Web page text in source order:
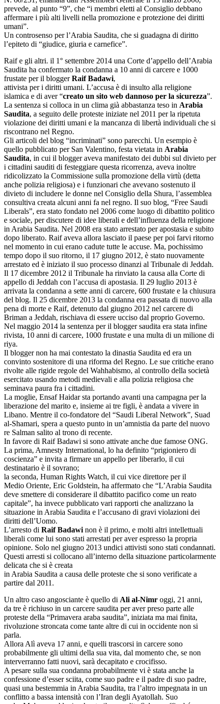
prevede, al punto “9”, che “i membri eletti al Consiglio debbano
affermare i più alti livelli nella promozione e protezione dei diritti
umani”.
Un controsenso per l’Arabia Saudita, che si guadagna di diritto
l’epiteto di “giudice, giuria e carnefice”.
Raif e gli altri. il 1° settembre 2014 una Corte d’appello dell’Arabia
Saudita ha confermato la condanna a 10 anni di carcere e 1000
frustate per il bloggerRaif Badawi,
attivista per i diritti umani. L’accusa è di insulto alla religione
islamica e di aver “creato un sito web dannoso per la sicurezza”.
La sentenza si colloca in un clima già abbastanza teso in Arabia
Saudita, a seguito delle proteste iniziate nel 2011 per la ripetuta
violazione dei diritti umani e la mancanza di libertà individuali che si
riscontrano nel Regno.
Gli articoli del blog “incriminati” sono parecchi. Un esempio è
quello pubblicato per San Valentino, festa vietata in Arabia
Saudita, in cui il blogger aveva manifestato dei dubbi sul divieto per
i cittadini sauditi di festeggiare questa ricorrenza, aveva inoltre
ridicolizzato la Commissione sulla promozione della virtù (detta
anche polizia religiosa) e i funzionari che avevano sostenuto il
divieto di includere le donne nel Consiglio della Shura, l’assemblea
consultiva creata alcuni anni fa nel regno. Il suo blog, “Free Saudi
Liberals”, era stato fondato nel 2006 come luogo di dibattito politico
e sociale, per discutere di idee liberali e dell’influenza della religione
in Arabia Saudita. Nel 2008 era stato arrestato per apostasia e subito
dopo liberato. Raif aveva allora lasciato il paese per poi farvi ritorno
nel momento in cui erano cadute tutte le accuse. Ma, pochissimo
tempo dopo il suo ritorno, il 17 giugno 2012, è stato nuovamente
arrestato ed è iniziato il suo processo dinanzi al Tribunale di Jeddah.
Il 17 dicembre 2012 il Tribunale ha rinviato la causa alla Corte di
appello di Jeddah con l’accusa di apostasia. Il 29 luglio 2013 è
arrivata la condanna a sette anni di carcere, 600 frustate e la chiusura
del blog. Il 25 dicembre 2013 la condanna era passata di nuovo alla
pena di morte e Raif, detenuto dal giugno 2012 nel carcere di
Briman a Jeddah, rischiava di essere ucciso dal proprio Governo.
Nel maggio 2014 la sentenza per il blogger saudita era stata infine
rivista, 10 anni di carcere, 1000 frustate e una multa di un milione di
riya.
Il blogger non ha mai contestato la dinastia Saudita ed era un
convinto sostenitore di una riforma del Regno. Le sue critiche erano
rivolte alle rigide regole del Wahhabismo, al controllo della società
esercitato usando metodi medievali e alla polizia religiosa che
seminava paura fra i cittadini.
La moglie, Ensaf Haidar sta portando avanti una campagna per la
liberazione del marito e, insieme ai tre figli, è andata a vivere in
Libano. Mentre il co-fondatore del “Saudi Liberal Network”, Suad
al-Shamari, spera a questo punto in un’amnistia da parte del nuovo
re Salman salito al trono di recente.
In favore di Raif Badawi si sono attivate anche due famose ONG.
La prima, Amnesty International, lo ha definito “prigioniero di
coscienza” e invita a firmare un appello per liberarlo, il cui
destinatario è il sovrano;
la seconda, Human Rights Watch, il cui vice direttore per il
Medio Oriente, Eric Goldstein, ha affermato che “L’Arabia Saudita
deve smettere di considerare il dibattito pacifico come un reato
capitale”, ha invece pubblicato vari rapporti che analizzano la
situazione in Arabia Saudita e l’accusano di gravi violazioni dei
diritti dell’Uomo.
L’arresto di Raif Badawi non è il primo, e molti altri intellettuali
liberali come lui sono stati arrestati per aver espresso la propria
opinione. Solo nel giugno 2013 undici attivisti sono stati condannati.
Questi arresti si collocano all’interno della situazione particolarmente
delicata che si è creata
in Arabia Saudita a causa delle proteste che si sono verificate a
partire dal 2011.
Un altro caso angosciante è quello di Ali al-Nimr oggi, 21 anni,
da tre è richiuso in un carcere saudita per aver preso parte alle
proteste della “Primavera araba saudita”, iniziata ma mai finita,
rivoluzione stroncata come tante altre di cui in occidente non si
parla.
Allora Alì aveva 17 anni, e quelli trascorsi in carcere sono
probabilmente gli ultimi della sua vita, dal momento che, se non
interverranno fatti nuovi, sarà decapitato e crocifisso.
A pesare sulla sua condanna probabilmente vi è stata anche la
confessione d’esser sciita, come suo padre e il padre di suo padre,
quasi una bestemmia in Arabia Saudita, tra l’altro impegnata in un
conflitto a bassa intensità con l’Iran degli Ayatollah. Suo